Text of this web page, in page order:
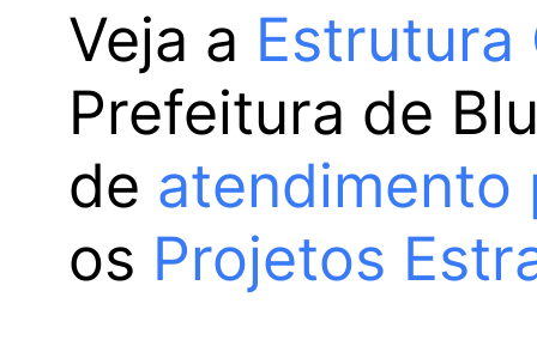
Veja a Estrutura
Prefeitura de
de atendimento
os Projetos